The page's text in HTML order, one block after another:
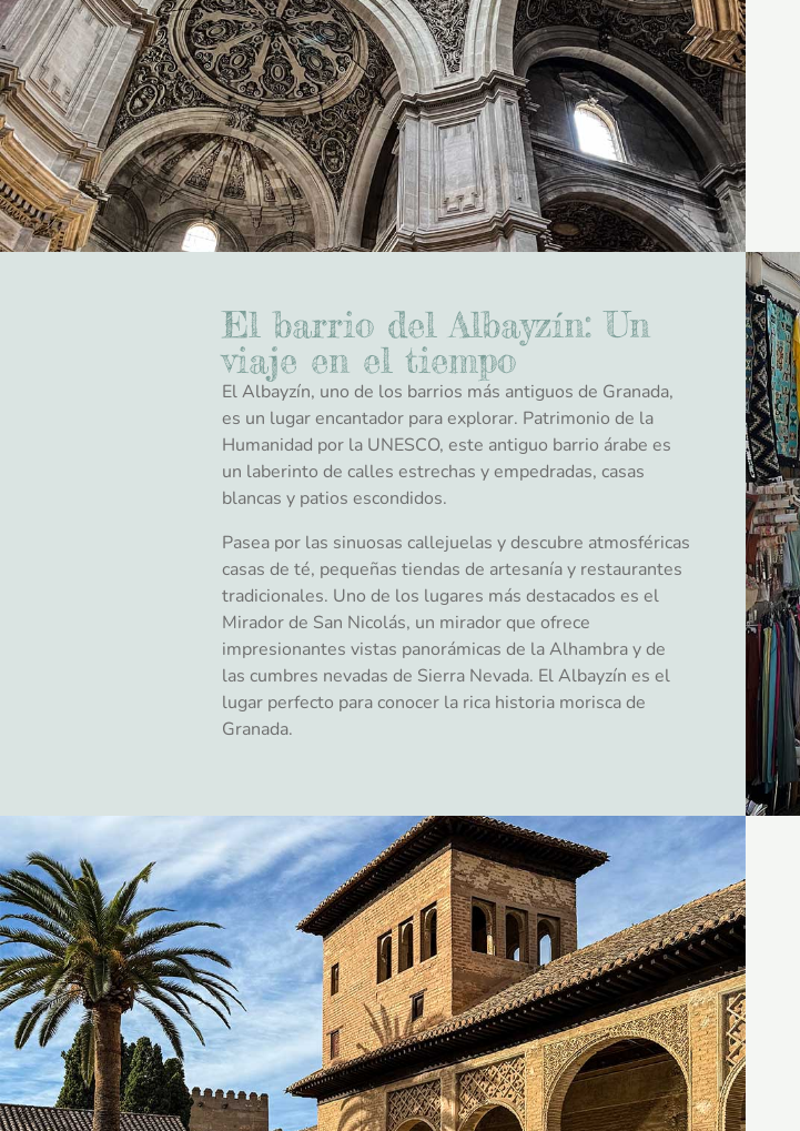
El barrio del Albayzín: Un
viaje en el tiempo
El Albayzín, uno de los barrios más antiguos de Granada,
es un lugar encantador para explorar. Patrimonio de la
Humanidad por la UNESCO, este antiguo barrio árabe es
un laberinto de calles estrechas y empedradas, casas
blancas y patios escondidos.
Pasea por las sinuosas callejuelas y descubre atmosféricas
casas de té, pequeñas tiendas de artesanía y restaurantes
tradicionales. Uno de los lugares más destacados es el
Mirador de San Nicolás, un mirador que ofrece
impresionantes vistas panorámicas de la Alhambra y de
las cumbres nevadas de Sierra Nevada. El Albayzín es el
lugar perfecto para conocer la rica historia morisca de
Granada.